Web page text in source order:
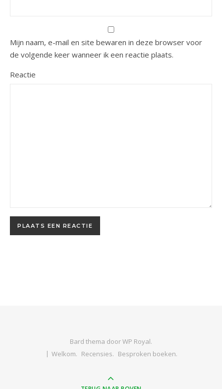
Mijn naam, e-mail en site bewaren in deze browser voor
de volgende keer wanneer ik een reactie plaats.
Reactie
Bard thema doorWP Royal.
Welkom. Recensies. Besproken boeken.